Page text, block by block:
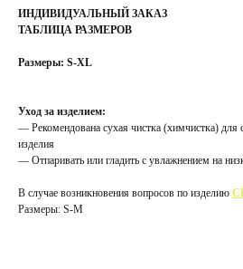
ИНДИВИДУАЛЬНЫЙ ЗАКАЗ
ТАБЛИЦА РАЗМЕРОВ
Размеры: S-XL
Уход за изделием:
— Рекомендована сухая чистка (химчистка) для
изделия
— Отпаривать или гладить с увлажнением на
В случае возникновения вопросов по изделию
Размеры: S-M